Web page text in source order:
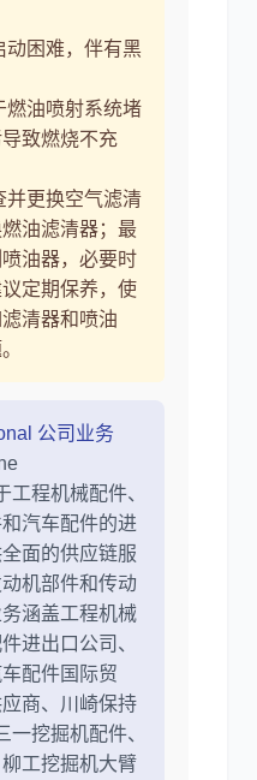
动困难，伴有黑
燃油喷射系统堵
致燃烧不充
并更换空气滤清
油滤清器；最
油器，必要时
定期保养，使
清器和喷油
公司业务
工程机械配件、
汽车配件的进
面的供应链服
机部件和传动
涵盖工程机械
进出口公司、
配件国际贸
商、川崎保持
一挖掘机配件、
工挖掘机大臂